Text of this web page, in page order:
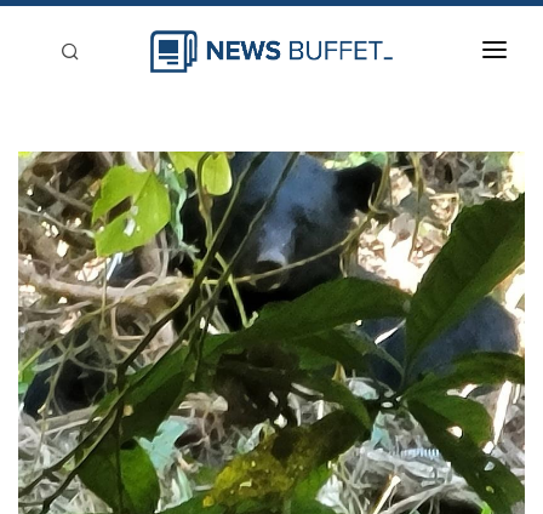
新聞稿分類
登入
刊登